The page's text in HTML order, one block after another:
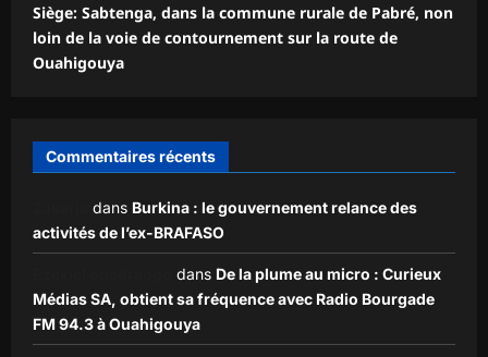
Siège: Sabtenga, dans la commune rurale de Pabré, non
loin de la voie de contournement sur la route de
Ouahigouya
Commentaires récents
dans Burkina : le gouvernement relance des
activités de l’ex-BRAFASO
dans De la plume au micro : Curieux
Médias SA, obtient sa fréquence avec Radio Bourgade
FM 94.3 à Ouahigouya